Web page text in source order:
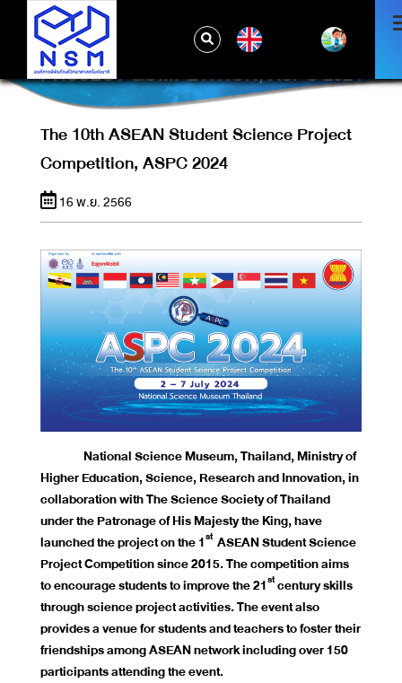
THE 10TH ASEAN STUDENT SCIENCE
PROJECT COMPETITION, ASPC 2024
The 10th ASEAN Student Science Project
Competition, ASPC 2024
16 พ.ย. 2566
National Science Museum, Thailand, Ministry of
Higher Education, Science, Research and Innovation, in
collaboration with The Science Society of Thailand
under the Patronage of His Majesty the King, have
launched the project on the 1stASEAN Student Science
Project Competition since 2015. The competition aims
to encourage students to improve the 21stcentury skills
through science project activities. The event also
provides a venue for students and teachers to foster their
friendships among ASEAN network including over 150
participants attending the event.